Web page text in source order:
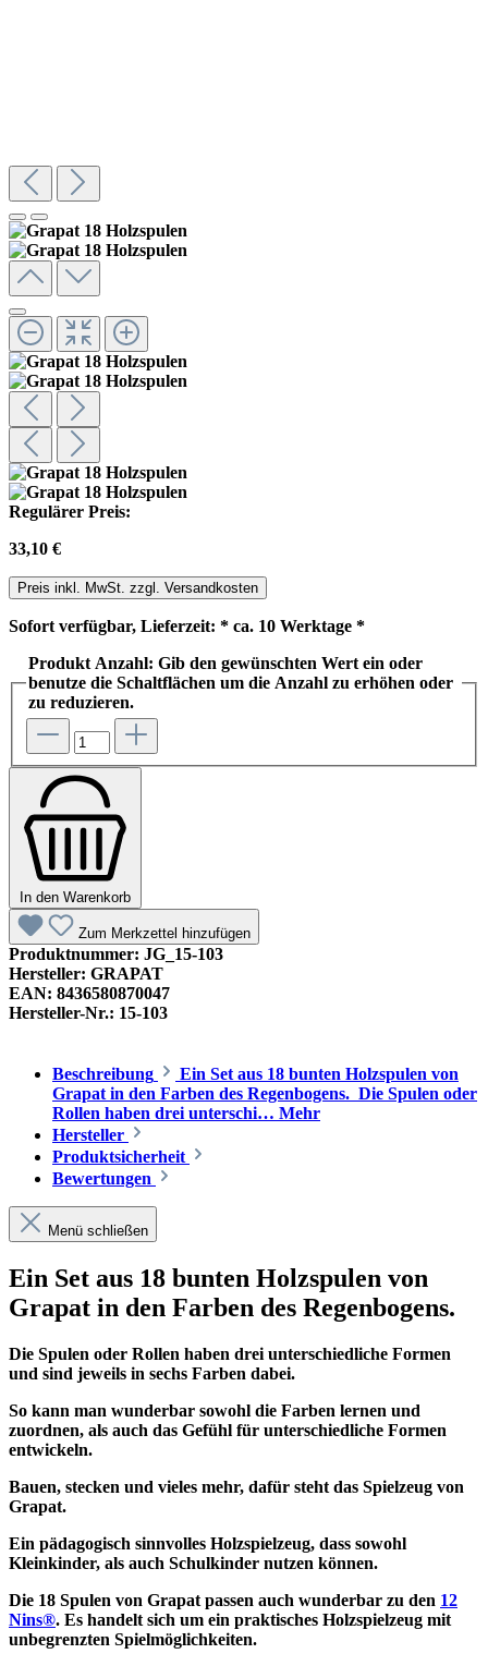
Regulärer Preis:
33,10 €
Preis inkl. MwSt. zzgl. Versandkosten
Sofort verfügbar, Lieferzeit: * ca. 10 Werktage *
Produkt Anzahl: Gib den gewünschten Wert ein oder
benutze die Schaltflächen um die Anzahl zu erhöhen oder
zu reduzieren.
In den Warenkorb
Zum Merkzettel hinzufügen
Produktnummer: JG_15-103
Hersteller: GRAPAT
EAN: 8436580870047
Hersteller-Nr.: 15-103
Beschreibung
Ein Set aus 18 bunten Holzspulen von
Grapat in den Farben des Regenbogens. Die Spulen oder
Rollen haben drei unterschi… Mehr
Hersteller
Produktsicherheit
Bewertungen
Menü schließen
Ein Set aus 18 bunten Holzspulen von
Grapat in den Farben des Regenbogens.
Die Spulen oder Rollen haben drei unterschiedliche Formen
und sind jeweils in sechs Farben dabei.
So kann man wunderbar sowohl die Farben lernen und
zuordnen, als auch das Gefühl für unterschiedliche Formen
entwickeln.
Bauen, stecken und vieles mehr, dafür steht das Spielzeug von
Grapat.
Ein pädagogisch sinnvolles Holzspielzeug, dass sowohl
Kleinkinder, als auch Schulkinder nutzen können.
Die 18 Spulen von Grapat passen auch wunderbar zu den 12
Nins®. Es handelt sich um ein praktisches Holzspielzeug mit
unbegrenzten Spielmöglichkeiten.